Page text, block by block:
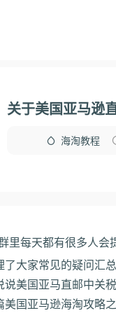
关于美国亚马逊
海淘教程
里每天都有很多人会
大家常见的疑问汇
美国亚马直邮中关
国亚马逊海淘攻略